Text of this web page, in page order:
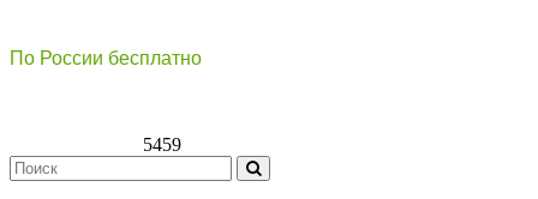
По России бесплатно
5459